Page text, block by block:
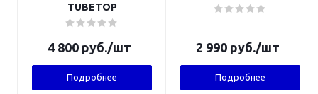
TUBETOP
4 800 руб./шт
Подробнее
2 990 руб./шт
Подробнее